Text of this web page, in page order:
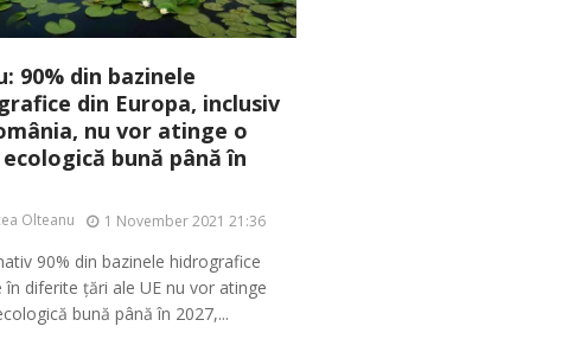
90% din bazinele
din Europa, inclusiv
nu vor atinge o
bună până în
Olteanu 1 November 2021 21:36
90% din bazinele hidrografice
în diferite țări ale UE nu vor atinge
bună până în 2027,...